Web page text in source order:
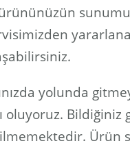
yolunda
oluyoruz. Bildiğiniz
Ürün